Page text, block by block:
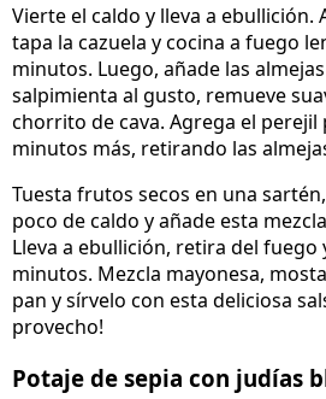
Vierte el caldo y lleva a ebullición.
tapa la cazuela y cocina a fuego
minutos. Luego, añade las
salpimienta al gusto, remueve
chorrito de cava. Agrega el perejil
minutos más, retirando las
Tuesta frutos secos en una
poco de caldo y añade esta
Lleva a ebullición, retira del fuego
minutos. Mezcla mayonesa,
pan y sírvelo con esta deliciosa
provecho!
Potaje de sepia con judías